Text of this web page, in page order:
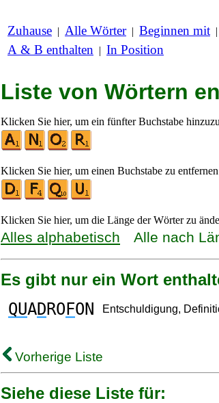
Zuhause | Alle Wörter| Beginnen mit |
A & B enthalten | In Position
Liste von Wörtern
Klicken Sie hier, um ein fünfter Buchstabe
Klicken Sie hier, um einen Buchstabe zu entfernen
Klicken Sie hier, um die Länge der Wörter zu
Alles alphabetisch Alle nach
Es gibt nur ein Wort
QUADRO FON Entschuldigung,
Vorherige Liste
Siehe diese Liste für: